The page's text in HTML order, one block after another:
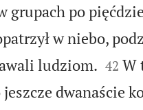
grupach po
w niebo,
ludziom.
42 W
dwanaście